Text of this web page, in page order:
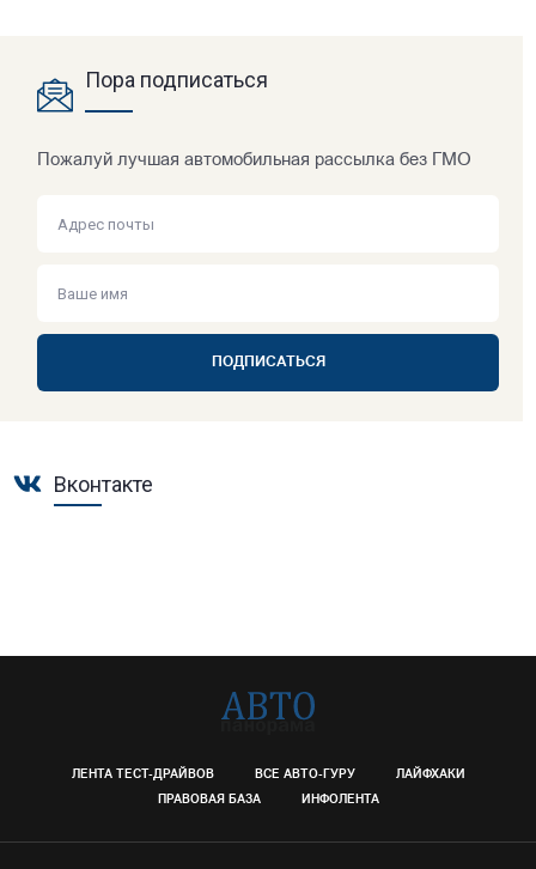
Пора подписаться
Пожалуй лучшая автомобильная рассылка без ГМО
ПОДПИСАТЬСЯ
Вконтакте
ЛЕНТА ТЕСТ-ДРАЙВОВ ВСЕ АВТО-ГУРУ
ЛАЙФХАКИ
ПРАВОВАЯ БАЗА
ИНФОЛЕНТА